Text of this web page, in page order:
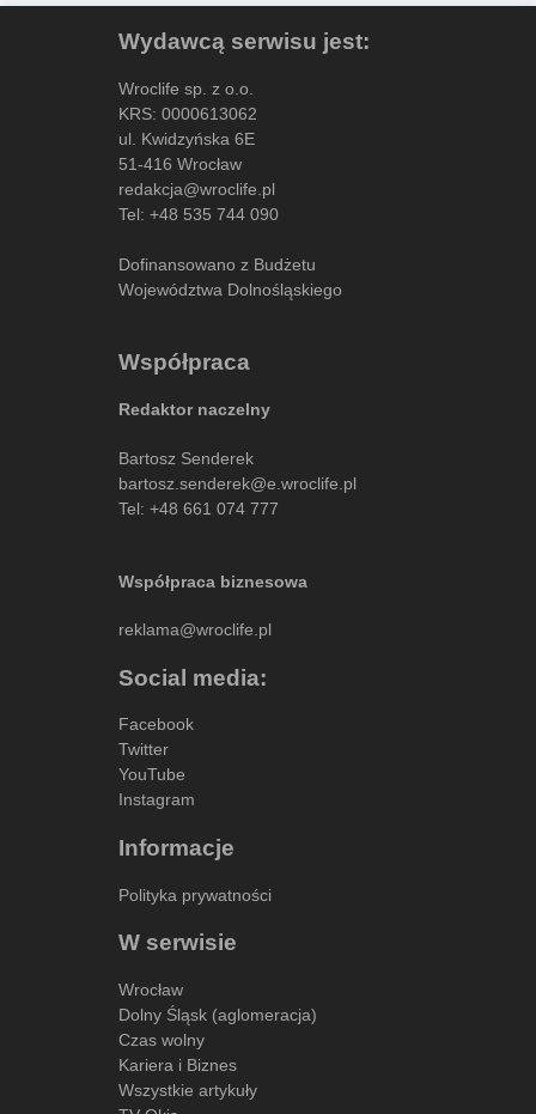
Wydawcą serwisu jest:
Wroclife sp. z o.o.
KRS: 0000613062
ul. Kwidzyńska 6E
51-416 Wrocław
redakcja@wroclife.pl
Tel: +48 535 744 090
Dofinansowano z Budżetu
Województwa Dolnośląskiego
Współpraca
Redaktor naczelny
Bartosz Senderek
bartosz.senderek@e.wroclife.pl
Tel: +48 661 074 777
Współpraca biznesowa
reklama@wroclife.pl
Social media:
Facebook
Twitter
YouTube
Instagram
Informacje
Polityka prywatności
W serwisie
Wrocław
Dolny Śląsk (aglomeracja)
Czas wolny
Kariera i Biznes
Wszystkie artykuły